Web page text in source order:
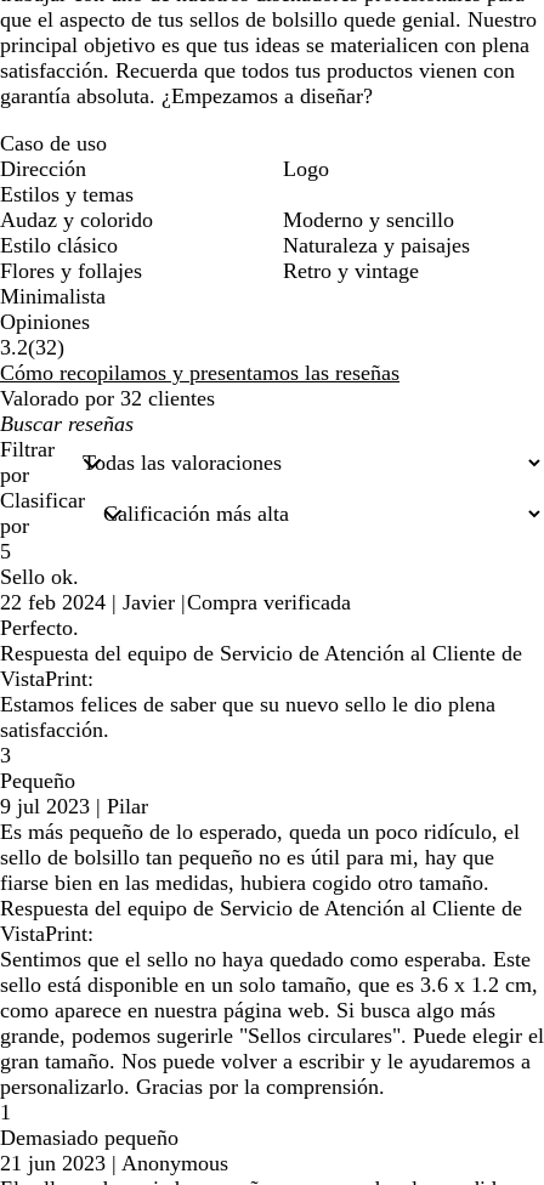
que el aspecto de tus sellos de bolsillo quede genial. Nuestro
principal objetivo es que tus ideas se materialicen con plena
satisfacción. Recuerda que todos tus productos vienen con
garantía absoluta. ¿Empezamos a diseñar?
Caso de uso
Dirección
Logo
Estilos y temas
Audaz y colorido
Estilo clásico
Flores y follajes
Minimalista
Moderno y sencillo
Naturaleza y paisajes
Retro y vintage
Opiniones
3.2(3232
reseñas
)
Cómo recopilamos y presentamos las reseñas
Valorado por 32 clientes
Mis
búsquedas
Filtrar
por
Clasificar
por
5
Sello ok.
22 feb 2024 | Javier |Compra verificada
Perfecto.
Respuesta del equipo de Servicio de Atención al Cliente de
VistaPrint:
Estamos felices de saber que su nuevo sello le dio plena
satisfacción.
3
Pequeño
9 jul 2023 | Pilar
Es más pequeño de lo esperado, queda un poco ridículo, el
sello de bolsillo tan pequeño no es útil para mi, hay que
fiarse bien en las medidas, hubiera cogido otro tamaño.
Respuesta del equipo de Servicio de Atención al Cliente de
VistaPrint:
Sentimos que el sello no haya quedado como esperaba. Este
sello está disponible en un solo tamaño, que es 3.6 x 1.2 cm,
como aparece en nuestra página web. Si busca algo más
grande, podemos sugerirle "Sellos circulares". Puede elegir el
gran tamaño. Nos puede volver a escribir y le ayudaremos a
personalizarlo. Gracias por la comprensión.
1
Demasiado pequeño
21 jun 2023 | Anonymous